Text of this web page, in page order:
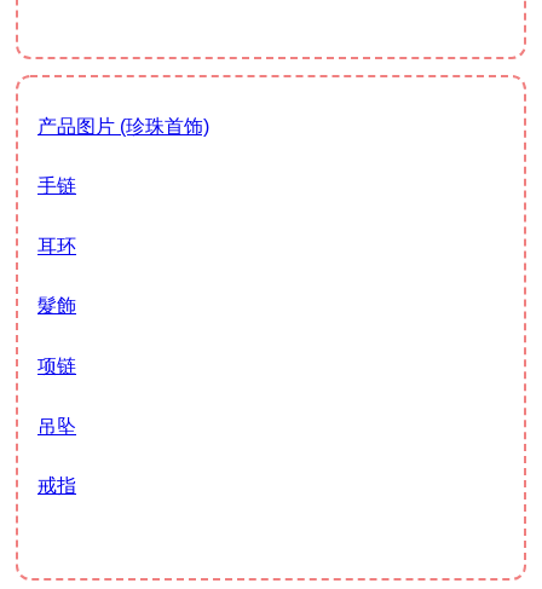
产品图片 (珍珠首饰)
手链
耳环
髮飾
项链
吊坠
戒指